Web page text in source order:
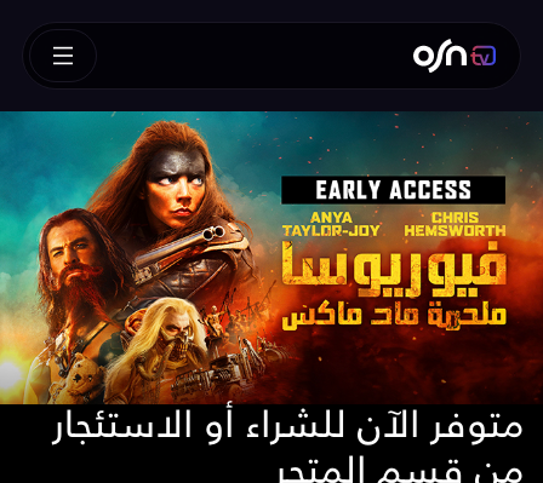
متوفر الآن للشراء أو الاستئجار
من قسم المتجر